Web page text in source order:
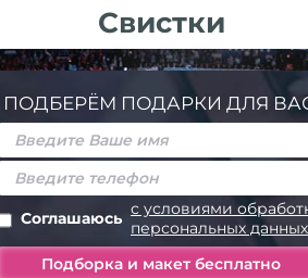
Свистки
ПОДБЕРЁМ ПОДАРКИ ДЛЯ
Соглашаюсь с условиями
персональных данных